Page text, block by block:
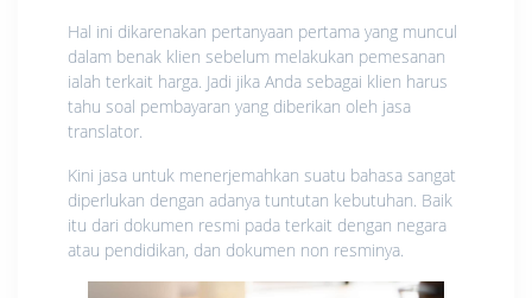
Hal ini dikarenakan pertanyaan pertama yang muncul
dalam benak klien sebelum melakukan pemesanan
ialah terkait harga. Jadi jika Anda sebagai klien harus
tahu soal pembayaran yang diberikan oleh jasa
translator.
Kini jasa untuk menerjemahkan suatu bahasa sangat
diperlukan dengan adanya tuntutan kebutuhan. Baik
itu dari dokumen resmi pada terkait dengan negara
atau pendidikan, dan dokumen non resminya.